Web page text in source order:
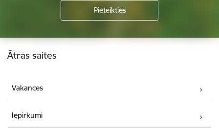
Kājene
Ātrās saites
Vakances
Iepirkumi